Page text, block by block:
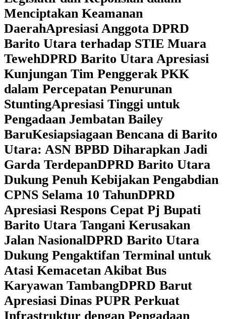
Menciptakan Keamanan
DaerahApresiasi Anggota DPRD
Barito Utara terhadap STIE Muara
TewehDPRD Barito Utara Apresiasi
Kunjungan Tim Penggerak PKK
dalam Percepatan Penurunan
StuntingApresiasi Tinggi untuk
Pengadaan Jembatan Bailey
BaruKesiapsiagaan Bencana di Barito
Utara: ASN BPBD Diharapkan Jadi
Garda TerdepanDPRD Barito Utara
Dukung Penuh Kebijakan Pengabdian
CPNS Selama 10 TahunDPRD
Apresiasi Respons Cepat Pj Bupati
Barito Utara Tangani Kerusakan
Jalan NasionalDPRD Barito Utara
Dukung Pengaktifan Terminal untuk
Atasi Kemacetan Akibat Bus
Karyawan TambangDPRD Barut
Apresiasi Dinas PUPR Perkuat
Infrastruktur dengan Pengadaan